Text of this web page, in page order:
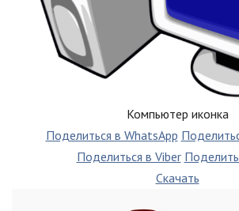
Компьютер иконка
Поделиться в WhatsApp
Поделиться в Viber
Скачать